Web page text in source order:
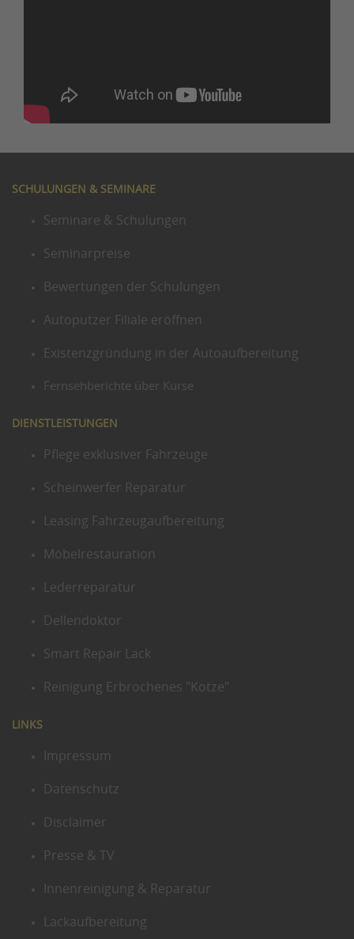
SCHULUNGEN & SEMINARE
Seminare & Schulungen
Seminarpreise
Bewertungen der Schulungen
Autoputzer Filiale eröffnen
Existenzgründung in der Autoaufbereitung
Fernsehberichte über Kurse
DIENSTLEISTUNGEN
Pflege exklusiver Fahrzeuge
Scheinwerfer Reparatur
Leasing Fahrzeugaufbereitung
Möbelrestauration
Lederreparatur
Dellendoktor
Smart Repair Lack
Reinigung Erbrochenes "Kotze"
LINKS
Impressum
Datenschutz
Disclaimer
Presse & TV
Innenreinigung & Reparatur
Lackaufbereitung